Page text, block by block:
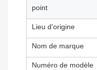
point
Lieu d'origine
Nom de marque
Numéro de modèle